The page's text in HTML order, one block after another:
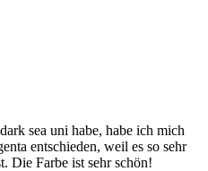
sea uni habe, habe ich mich
entschieden, weil es so sehr
Die Farbe ist sehr schön!